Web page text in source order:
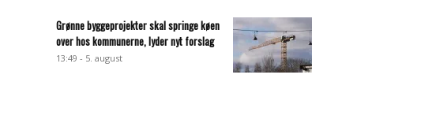
Grønne byggeprojekter skal springe køen
over hos kommunerne, lyder nyt forslag
13:49 - 5. august